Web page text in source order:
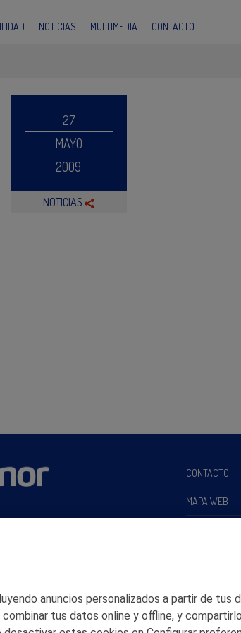
NOTICIAS MULTIMEDIA CONTACTO
27
MAYO
2009
NOTICIAS
CONTACTO
MAPA WEB
CANAL DE
anuncios personalizados a partir de tus
tus datos online y offline, y